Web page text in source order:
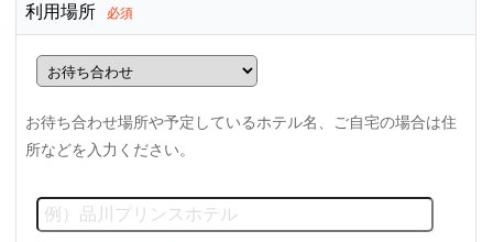
利用場所 必須
お待ち合わせ場所や予定しているホテル名、ご自宅の場合は住
所などを入力ください。